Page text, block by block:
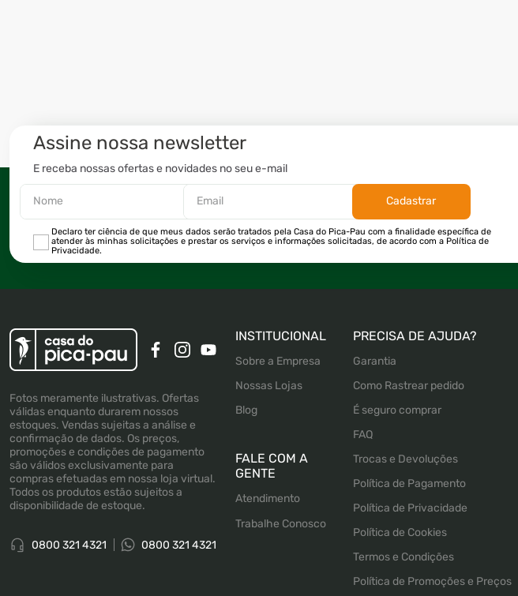
Assine nossa newsletter
E receba nossas ofertas e novidades no seu e-mail
Cadastrar
Declaro ter ciência de que meus dados serão tratados pela Casa do Pica-Pau com a finalidade específica de
atender às minhas solicitações e prestar os serviços e informações solicitadas, de acordo com a Política de
Privacidade.
Fotos meramente ilustrativas. Ofertas
válidas enquanto durarem nossos
estoques. Vendas sujeitas a análise e
confirmação de dados. Os preços,
promoções e condições de pagamento
são válidos exclusivamente para
compras efetuadas em nossa loja virtual.
Todos os produtos estão sujeitos a
disponibilidade de estoque.
0800 321 4321 0800 321 4321
INSTITUCIONAL
Sobre a Empresa
Nossas Lojas
Blog
FALE COM A
GENTE
Trabalhe Conosco
Atendimento
PRECISA DE AJUDA?
Garantia
Como Rastrear pedido
É seguro comprar
FAQ
Trocas e Devoluções
Política de Pagamento
Política de Privacidade
Política de Cookies
Termos e Condições
Política de Promoções e Preços